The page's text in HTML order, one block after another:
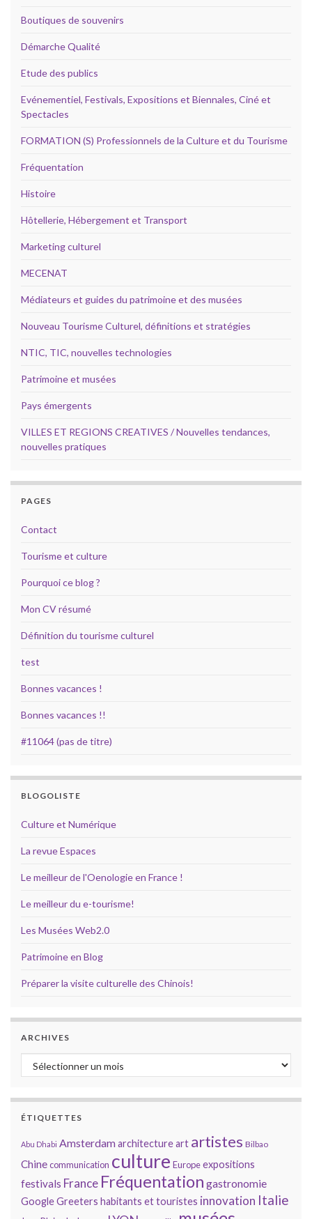
Boutiques de souvenirs
Démarche Qualité
Etude des publics
Evénementiel, Festivals, Expositions et Biennales, Ciné et
Spectacles
FORMATION (S) Professionnels de la Culture et du Tourisme
Fréquentation
Histoire
Hôtellerie, Hébergement et Transport
Marketing culturel
MECENAT
Médiateurs et guides du patrimoine et des musées
Nouveau Tourisme Culturel, définitions et stratégies
NTIC, TIC, nouvelles technologies
Patrimoine et musées
Pays émergents
VILLES ET REGIONS CREATIVES / Nouvelles tendances,
nouvelles pratiques
PAGES
Contact
Tourisme et culture
Pourquoi ce blog ?
Mon CV résumé
Définition du tourisme culturel
test
Bonnes vacances !
Bonnes vacances !!
#11064 (pas de titre)
BLOGOLISTE
Culture et Numérique
La revue Espaces
Le meilleur de l'Oenologie en France !
Le meilleur du e-tourisme!
Les Musées Web2.0
Patrimoine en Blog
Préparer la visite culturelle des Chinois!
ARCHIVES
Archives
ÉTIQUETTES
Abu Dhabi Amsterdamarchitectureart artistes Bilbao
Chinecommunication culture Europeexpositions
festivals France Fréquentation gastronomie
GoogleGreeters habitants et touristes innovation Italie